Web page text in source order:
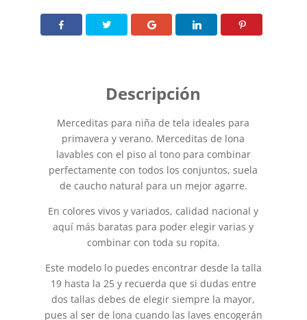
Merceditas para niña de tela ideales para
primavera y verano. Merceditas de lona
lavables con el piso al tono para combinar
perfectamente con todos los conjuntos, suela
de caucho natural para un mejor agarre.
En colores vivos y variados, calidad nacional y
aquí más baratas para poder elegir varias y
combinar con toda su ropita.
Este modelo lo puedes encontrar desde la talla
19 hasta la 25 y recuerda que si dudas entre
dos tallas debes de elegir siempre la mayor,
pues al ser de lona cuando las laves encogerán